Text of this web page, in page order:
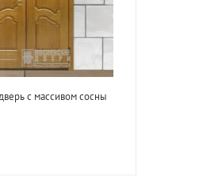
с массивом сосны